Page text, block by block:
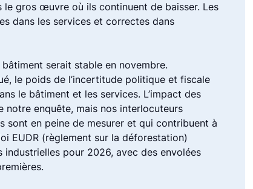
gros œuvre où ils continuent de baisser. Les
dans les services et correctes dans
bâtiment serait stable en novembre.
le poids de l’incertitude politique et fiscale
le bâtiment et les services. L’impact des
enquête, mais nos interlocuteurs
sont en peine de mesurer et qui contribuent à
EUDR (règlement sur la déforestation)
pour 2026, avec des envolées